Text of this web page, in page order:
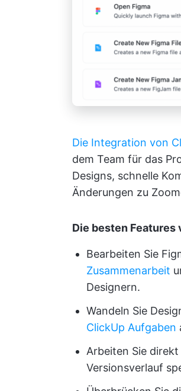
Die Integration von
dem Team für das
Designs, schnelle
Änderungen zu
Die besten Features
Bearbeiten Sie
Zusammenarbeit
Designern.
Wandeln Sie
ClickUp Aufgaben
Arbeiten Sie
Versionsverlauf